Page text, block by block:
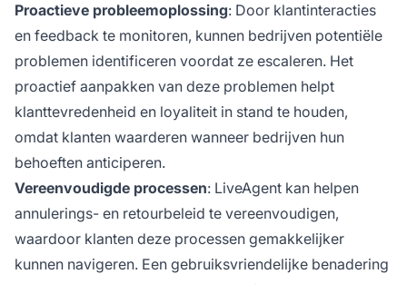
Proactieve probleemoplossing: Door klantinteracties
en feedback te monitoren, kunnen bedrijven potentiële
problemen identificeren voordat ze escaleren. Het
proactief aanpakken van deze problemen helpt
klanttevredenheid en loyaliteit in stand te houden,
omdat klanten waarderen wanneer bedrijven hun
behoeften anticiperen.
Vereenvoudigde processen: LiveAgent kan helpen
annulerings- en retourbeleid te vereenvoudigen,
waardoor klanten deze processen gemakkelijker
kunnen navigeren. Een gebruiksvriendelijke benadering